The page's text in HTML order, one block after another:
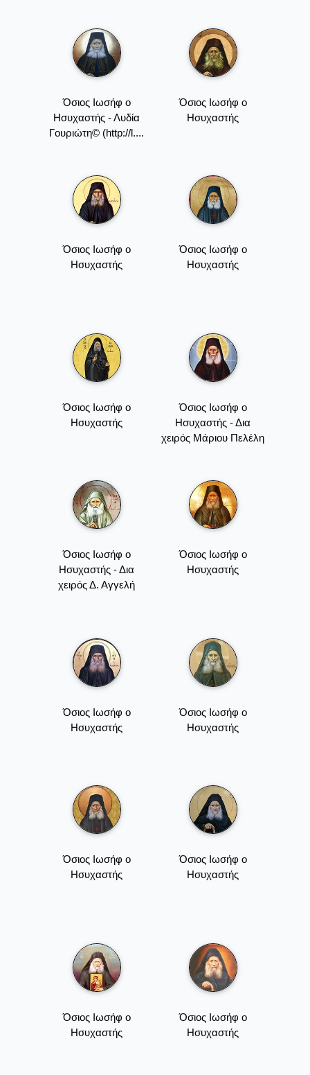
Όσιος Ιωσήφ ο
Ησυχαστής - Λυδία
Γουριώτη© (http://l....
Όσιος Ιωσήφ ο
Ησυχαστής
Όσιος Ιωσήφ ο
Ησυχαστής
Όσιος Ιωσήφ ο
Ησυχαστής
Όσιος Ιωσήφ ο
Ησυχαστής
Όσιος Ιωσήφ ο
Ησυχαστής - Δια
χειρός Μάριου Πελέλη
Όσιος Ιωσήφ ο
Ησυχαστής - Δια
χειρός Δ. Αγγελή
Όσιος Ιωσήφ ο
Ησυχαστής
Όσιος Ιωσήφ ο
Ησυχαστής
Όσιος Ιωσήφ ο
Ησυχαστής
Όσιος Ιωσήφ ο
Ησυχαστής
Όσιος Ιωσήφ ο
Ησυχαστής
Όσιος Ιωσήφ ο
Ησυχαστής
Όσιος Ιωσήφ ο
Ησυχαστής